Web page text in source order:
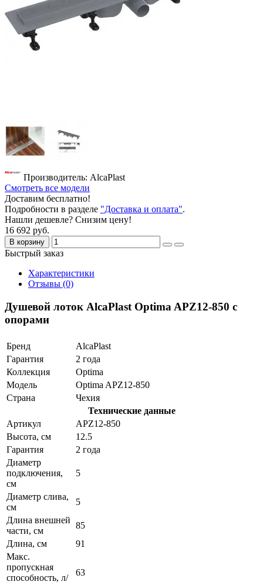
Производитель: AlcaPlast
Смотреть все модели
Доставим бесплатно!
Подробности в разделе "Доставка и оплата".
Нашли дешевле? Снизим цену!
16 692 руб.
В корзину
Быстрый заказ
Характеристики
Отзывы (0)
Душевой лоток AlcaPlast Optima APZ12-850 с
опорами
Бренд
AlcaPlast
Гарантия
2 года
Коллекция
Optima
Модель
Optima APZ12-850
Страна
Чехия
Технические данные
Артикул
APZ12-850
Высота, см
12.5
Гарантия
2 года
Диаметр
подключения,
см
5
Диаметр слива,
см
5
Длина внешней
части, см
85
Длина, см
91
Макс.
пропускная
способность, л/
63